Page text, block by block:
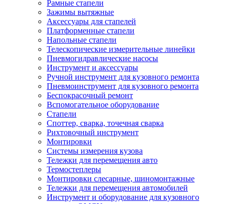
Рамные стапели
Зажимы вытяжные
Аксессуары для стапелей
Платформенные стапели
Напольные стапели
Телескопические измерительные линейки
Пневмогидравлические насосы
Инструмент и аксессуары
Ручной инструмент для кузовного ремонта
Пневмоинструмент для кузовного ремонта
Беспокрасочный ремонт
Вспомогательное оборудование
Стапели
Споттер, сварка, точечная сварка
Рихтовочный инструмент
Монтировки
Системы измерения кузова
Тележки для перемещения авто
Термостеплеры
Монтировки слесарные, шиномонтажные
Тележки для перемещения автомобилей
Инструмент и оборудование для кузовного